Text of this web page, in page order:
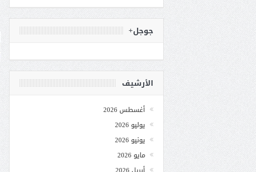
جوجل+
الأرشيف
أغسطس 2026
يوليو 2026
يونيو 2026
مايو 2026